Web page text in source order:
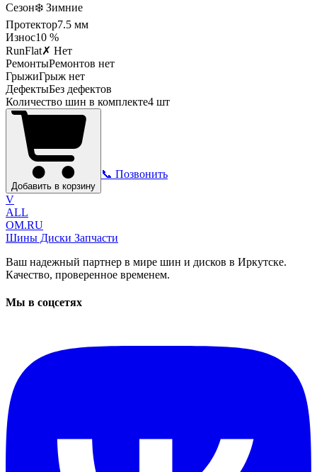
Сезон❄️ Зимние
Протектор7.5 мм
Износ10 %
RunFlat✗ Нет
РемонтыРемонтов нет
ГрыжиГрыж нет
ДефектыБез дефектов
Количество шин в комплекте4 шт
Добавить в корзину
📞 Позвонить
V
ALL
OM.RU
Шины Диски Запчасти
Ваш надежный партнер в мире шин и дисков в Иркутске.
Качество, проверенное временем.
Мы в соцсетях